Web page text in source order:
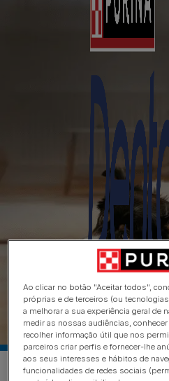
Ao clicar no botão "Aceitar todos",
próprias e de terceiros (ou
a melhorar a sua experiência geral de
medir as nossas audiências,
recolher informação útil que nos
parceiros criar perfis e fornecer-lhe
aos seus interesses e hábitos de
funcionalidades de redes sociais